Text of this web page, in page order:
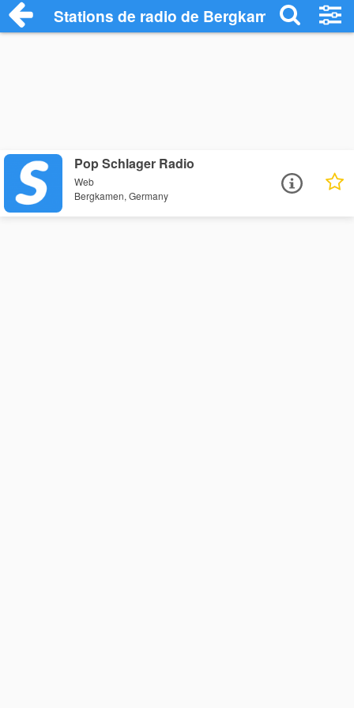
Stations de radio de Bergkamen
Pop Schlager Radio
Web
Bergkamen, Germany